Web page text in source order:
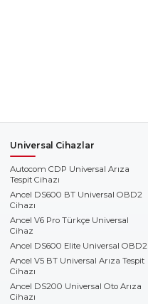
Universal Cihazlar
Autocom CDP Universal Arıza
Tespit Cihazı
Ancel DS600 BT Universal OBD2
Cihazı
Ancel V6 Pro Türkçe Universal
Cihaz
Ancel DS600 Elite Universal OBD2
Ancel V5 BT Universal Arıza Tespit
Cihazı
Ancel DS200 Universal Oto Arıza
Cihazı